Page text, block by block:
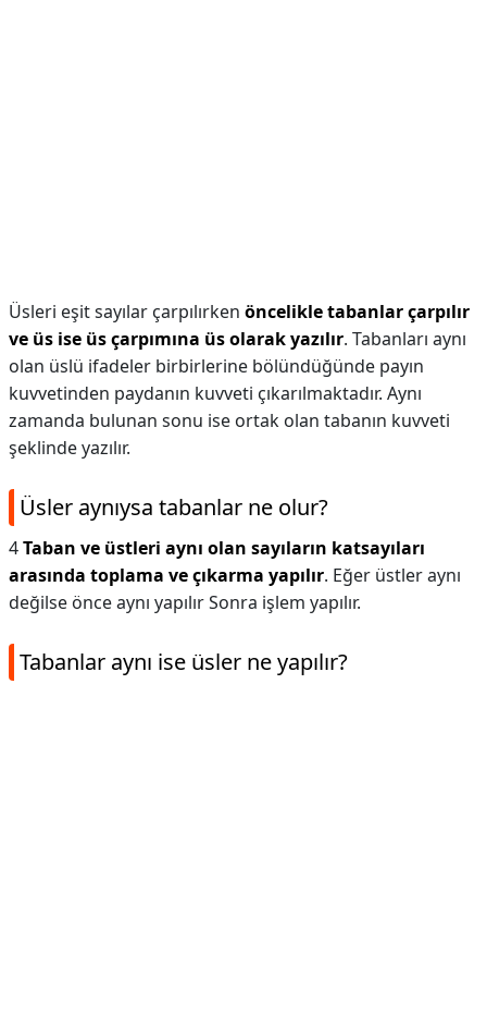
Üsleri eşit sayılar çarpılırken öncelikle tabanlar çarpılır
ve üs ise üs çarpımına üs olarak yazılır. Tabanları aynı
olan üslü ifadeler birbirlerine bölündüğünde payın
kuvvetinden paydanın kuvveti çıkarılmaktadır. Aynı
zamanda bulunan sonu ise ortak olan tabanın kuvveti
şeklinde yazılır.
Üsler aynıysa tabanlar ne olur?
4Taban ve üstleri aynı olan sayıların katsayıları
arasında toplama ve çıkarma yapılır. Eğer üstler aynı
değilse önce aynı yapılır Sonra işlem yapılır.
Tabanlar aynı ise üsler ne yapılır?